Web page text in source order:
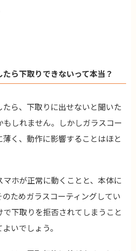
ら下取りできないって本当？
ら、下取りに出せないと聞いた
もしれません。しかしガラスコー
く、動作に影響することはほと
ホが正常に動くことと、本体に
ためガラスコーティングしてい
下取りを拒否されてしまうこと
いでしょう。